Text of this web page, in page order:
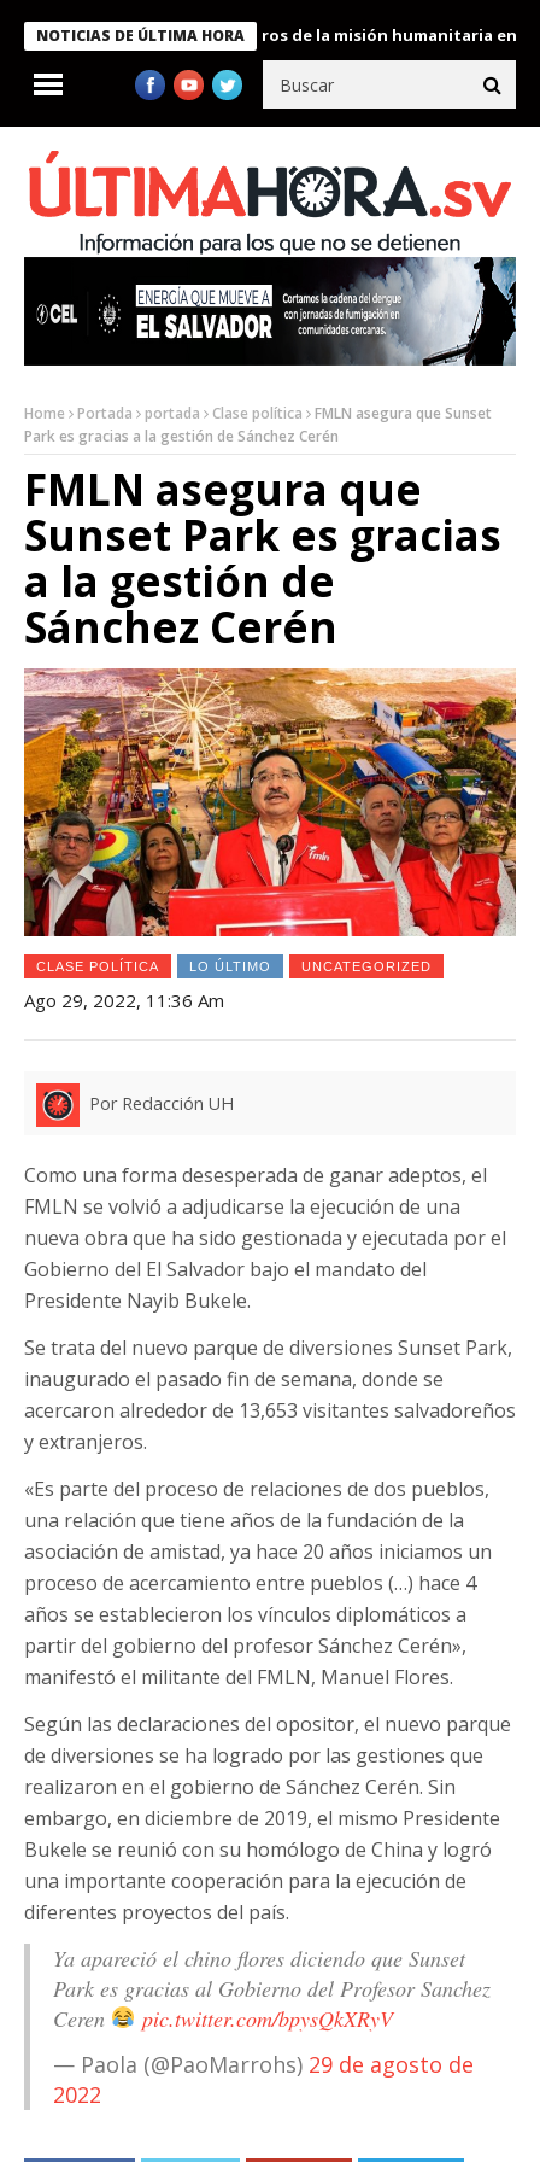
NOTICIAS DE ÚLTIMA HORA
Bukele condecora a miembros de la misión humanitaria enviada
Home Portada portada Clase política
FMLN asegura que Sunset
Park es gracias a la gestión de Sánchez Cerén
FMLN asegura que
Sunset Park es gracias
a la gestión de
Sánchez Cerén
CLASE POLÍTICA LO ÚLTIMO UNCATEGORIZED
Ago 29, 2022, 11:36 Am
Por Redacción UH
Como una forma desesperada de ganar adeptos, el
FMLN se volvió a adjudicarse la ejecución de una
nueva obra que ha sido gestionada y ejecutada por el
Gobierno del El Salvador bajo el mandato del
Presidente Nayib Bukele.
Se trata del nuevo parque de diversiones Sunset Park,
inaugurado el pasado fin de semana, donde se
acercaron alrededor de 13,653 visitantes salvadoreños
y extranjeros.
«Es parte del proceso de relaciones de dos pueblos,
una relación que tiene años de la fundación de la
asociación de amistad, ya hace 20 años iniciamos un
proceso de acercamiento entre pueblos (…) hace 4
años se establecieron los vínculos diplomáticos a
partir del gobierno del profesor Sánchez Cerén»,
manifestó el militante del FMLN, Manuel Flores.
Según las declaraciones del opositor, el nuevo parque
de diversiones se ha logrado por las gestiones que
realizaron en el gobierno de Sánchez Cerén. Sin
embargo, en diciembre de 2019, el mismo Presidente
Bukele se reunió con su homólogo de China y logró
una importante cooperación para la ejecución de
diferentes proyectos del país.
Ya apareció el chino flores diciendo que Sunset
Park es gracias al Gobierno del Profesor Sanchez
Ceren
pic.twitter.com/bpysQkXRyV
— Paola (@PaoMarrohs) 29 de agosto de
2022